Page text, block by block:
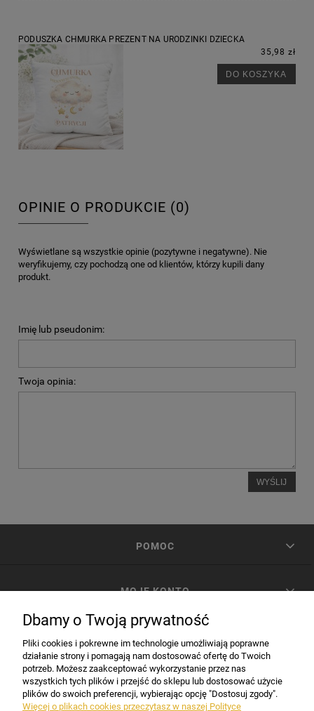
PODUSZKA CHMURKA PREZENT NA URODZINKI DZIECKA
35,98 zł
DO KOSZYKA
OPINIE O PRODUKCIE (0)
Wyświetlane są wszystkie opinie (pozytywne i negatywne). Nie
weryfikujemy, czy pochodzą one od klientów, którzy kupili dany
produkt.
Imię lub pseudonim:
Twoja opinia:
WYŚLIJ
POMOC
MOJE KONTO
INFORMACJE
Dbamy o Twoją prywatność
Pliki cookies i pokrewne im technologie umożliwiają poprawne
działanie strony i pomagają nam dostosować ofertę do Twoich
potrzeb. Możesz zaakceptować wykorzystanie przez nas
wszystkich tych plików i przejść do sklepu lub dostosować użycie
plików do swoich preferencji, wybierając opcję "Dostosuj zgody".
Więcej o plikach cookies przeczytasz w naszej Polityce